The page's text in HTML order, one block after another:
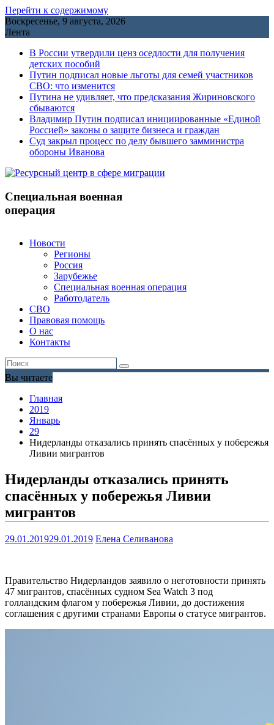
Перейти к содержимому
Воскресенье, 9 августа, 2026
Лента
В России утвердили ценз оседлости для получения
детских пособий
Путин подписал новые льготы для семей участников
СВО: что изменится
Путина не удивляет, что предсказания Жириновского
сбываются
Владимир Путин подписал инициированные «Единой
Россией» законы о защите бизнеса и граждан
Cуд закрыл процесс по делу бывшего замминистра
обороны Иванова
Специальная военная
операция
Новости
Регионы
Россия
Зарубежье
Специальная военная операция
Работодатель
СВО
Правовая помощь
О нас
Контакты
Вы читаете
Главная
2019
Январь
29
Нидерланды отказались принять спасённых у побережья
Ливии мигрантов
Нидерланды отказались принять
спасённых у побережья Ливии
мигрантов
29.01.201929.01.2019 Елена Селиванова
Правительство Нидерландов заявило о неготовности принять
47 мигрантов, спасённых судном Sea Watch 3 под
голландским флагом у побережья Ливии, до достижения
соглашения с другими странами Европы о статусе мигрантов.